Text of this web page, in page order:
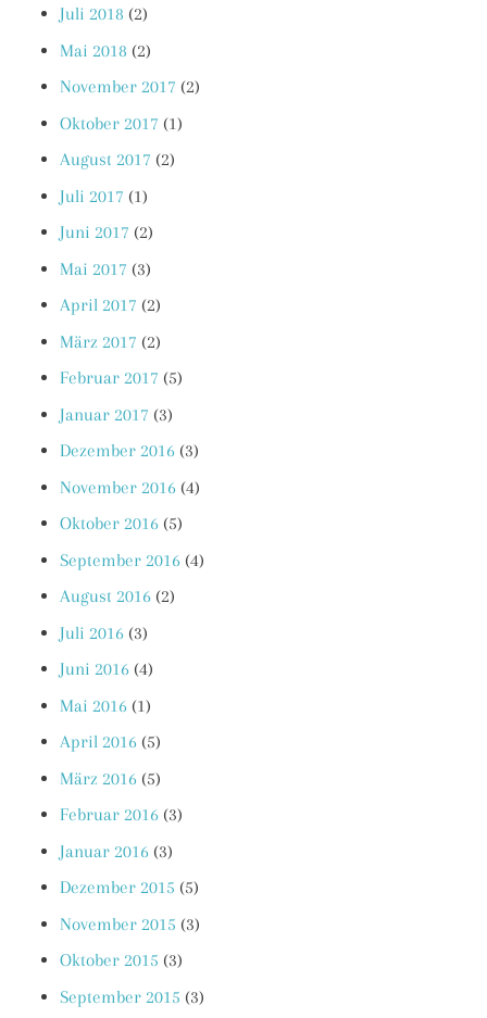
Juli 2018 (2)
Mai 2018 (2)
November 2017 (2)
Oktober 2017 (1)
August 2017 (2)
Juli 2017 (1)
Juni 2017 (2)
Mai 2017 (3)
April 2017 (2)
März 2017 (2)
Februar 2017 (5)
Januar 2017 (3)
Dezember 2016 (3)
November 2016 (4)
Oktober 2016 (5)
September 2016 (4)
August 2016 (2)
Juli 2016 (3)
Juni 2016 (4)
Mai 2016 (1)
April 2016 (5)
März 2016 (5)
Februar 2016 (3)
Januar 2016 (3)
Dezember 2015 (5)
November 2015 (3)
Oktober 2015 (3)
September 2015 (3)